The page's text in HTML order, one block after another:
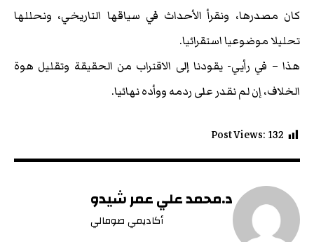
كان مصدرها، ونقرأ الأحداث في سياقها التاريخي، ونحللها
تحليلا موضوعيا استقرائيا.
هذا – في رأيي- يقودنا إلى الاقتراب من الحقيقة وتقليل هوة
الخلاف، إن لم نقدر على ردمه ووأده نهائيا.
Post Views: 132
د.محمد علي عمر شيدو
أكاديمي صومالي